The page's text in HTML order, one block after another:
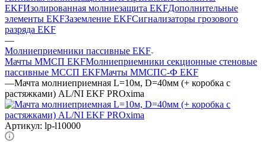
EKFИзолированная молниезащита EKFДополнительные
элементы EKFЗаземление EKFСигнализаторы грозового
разряда EKF
—
Молниеприемники пассивные EKF
Мачты ММСП EKFМолниеприемники секционные стеновые
пассивные МССП EKFМачты ММСПС-Ф EKF
—Мачта молниеприемная L=10м, D=40мм (+ коробка с
растяжками) AL/NI EKF PROxima
Артикул: lp-l10000